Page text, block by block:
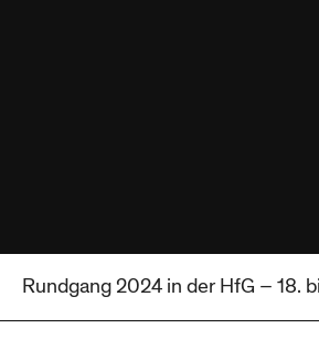
Rundgang 2024 in der HfG – 18.